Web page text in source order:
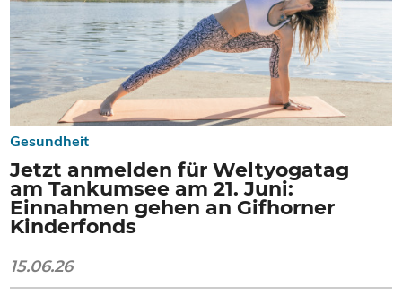
Gesundheit
Jetzt anmelden für Weltyogatag
am Tankumsee am 21. Juni:
Einnahmen gehen an Gifhorner
Kinderfonds
15.06.26